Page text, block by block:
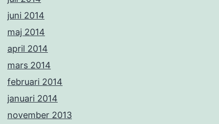
juni 2014
maj 2014
april 2014
mars 2014
februari 2014
januari 2014
november 2013